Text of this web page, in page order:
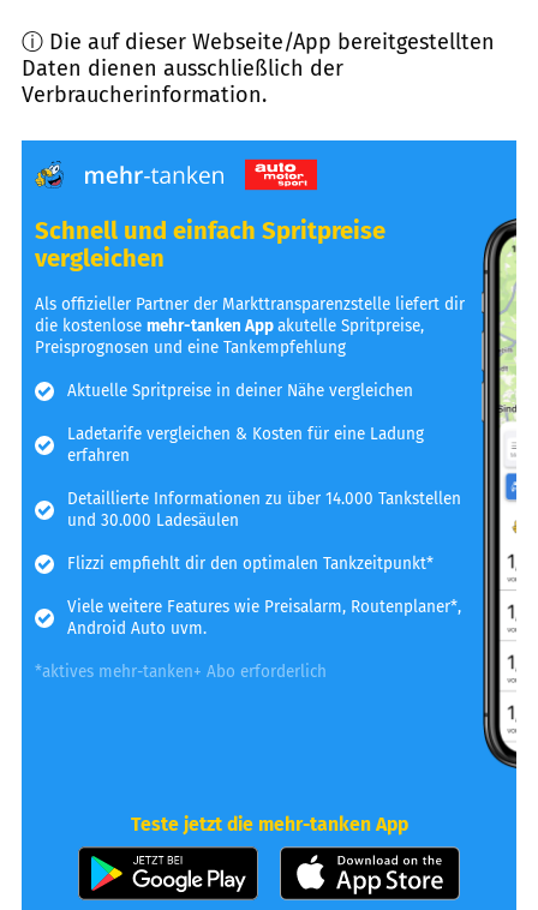
ⓘ Die auf dieser Webseite/App bereitgestellten
Daten dienen ausschließlich der
Verbraucherinformation.
Schnell und einfach Spritpreise
vergleichen
Als offizieller Partner der Markttransparenzstelle liefert dir
die kostenlosemehr-tanken Appakutelle Spritpreise,
Preisprognosen und eine Tankempfehlung
Aktuelle Spritpreise in deiner Nähe vergleichen
Ladetarife vergleichen & Kosten für eine Ladung
erfahren
Detaillierte Informationen zu über 14.000 Tankstellen
und 30.000 Ladesäulen
Flizzi empfiehlt dir den optimalen Tankzeitpunkt*
Viele weitere Features wie Preisalarm, Routenplaner*,
Android Auto uvm.
*aktives mehr-tanken+ Abo erforderlich
Teste jetzt die mehr-tanken App